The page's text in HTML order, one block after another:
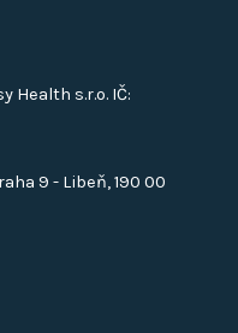
Health s.r.o. IČ:
9 - Libeň, 190 00